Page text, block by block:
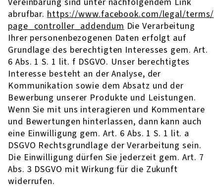
abrufbar.https://www.facebook.com/legal/terms/
page_controller_addendumDie Verarbeitung
Ihrer personenbezogenen Daten erfolgt auf
Grundlage des berechtigten Interesses gem. Art.
6 Abs. 1 S. 1 lit. f DSGVO. Unser berechtigtes
Interesse besteht an der Analyse, der
Kommunikation sowie dem Absatz und der
Bewerbung unserer Produkte und Leistungen.
Wenn Sie mit uns interagieren und Kommentare
und Bewertungen hinterlassen, dann kann auch
eine Einwilligung gem. Art. 6 Abs. 1 S. 1 lit. a
DSGVO Rechtsgrundlage der Verarbeitung sein.
Die Einwilligung dürfen Sie jederzeit gem. Art. 7
Abs. 3 DSGVO mit Wirkung für die Zukunft
widerrufen.